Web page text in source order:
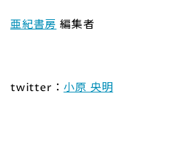
亜紀書房 編集者
twitter： 小原 央明